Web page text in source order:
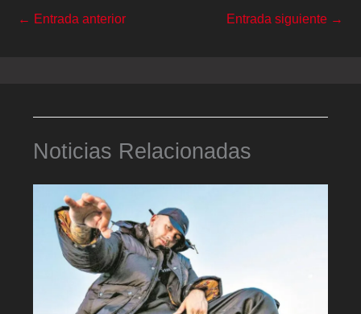
← Entrada anterior Entrada siguiente →
Noticias Relacionadas